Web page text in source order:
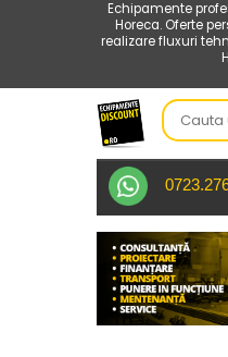
Echipamente
Horeca. Oferte
realizare fluxuri